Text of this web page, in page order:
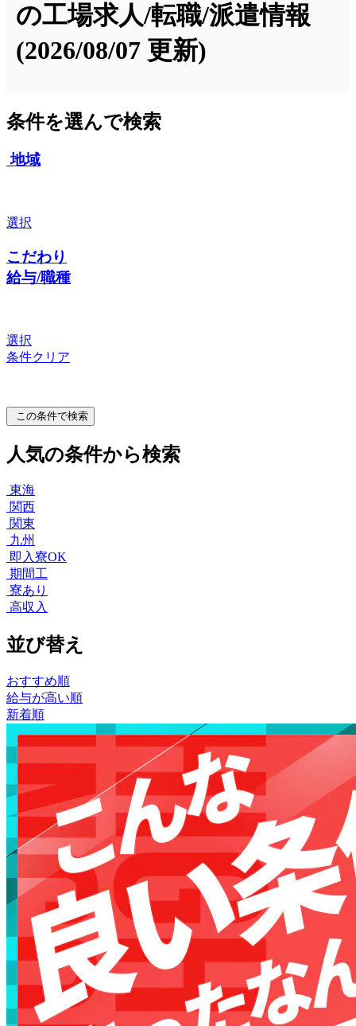
の工場求人/転職/派遣情報
(2026/08/07 更新)
条件を選んで検索
地域
選択
こだわり
給与/職種
選択
条件クリア
この条件で検索
人気の条件から検索
東海
関西
関東
九州
即入寮OK
期間工
寮あり
高収入
並び替え
おすすめ順
給与が高い順
新着順